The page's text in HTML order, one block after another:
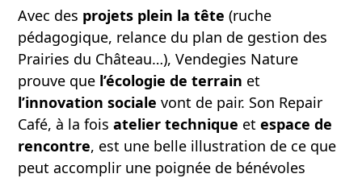
Avec des projets plein la tête (ruche
pédagogique, relance du plan de gestion des
Prairies du Château…), Vendegies Nature
prouve que l’écologie de terrain et
l’innovation sociale vont de pair. Son Repair
Café, à la fois atelier technique et espace de
rencontre, est une belle illustration de ce que
peut accomplir une poignée de bénévoles